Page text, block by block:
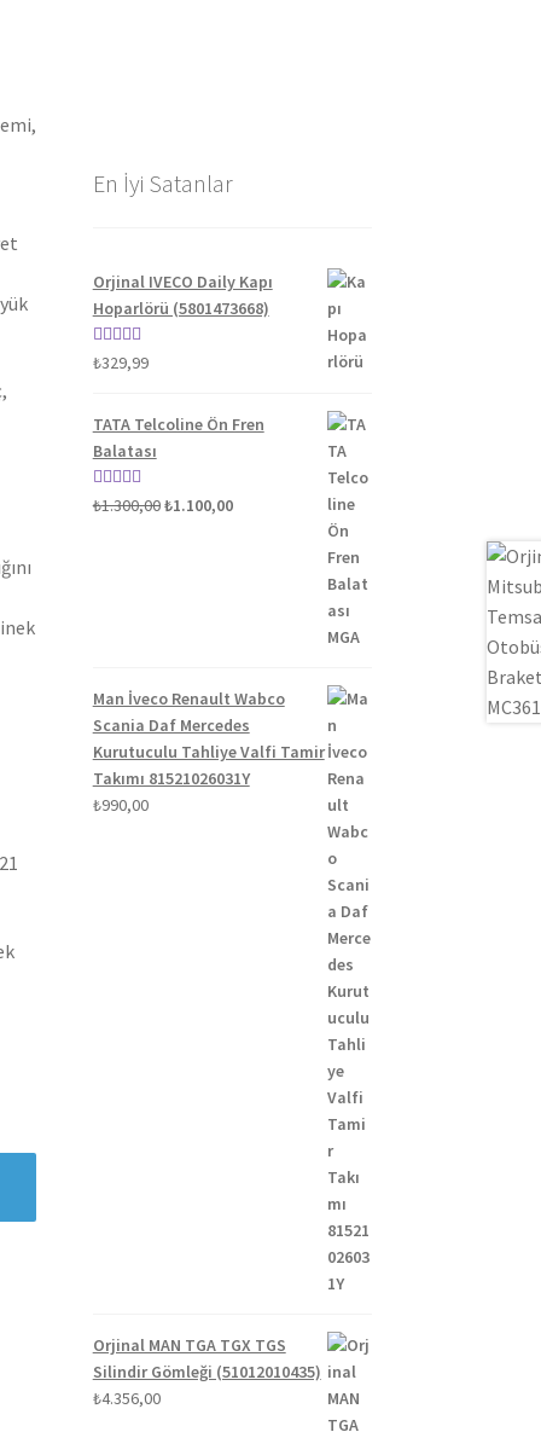
En İyi Satanlar
Orjinal IVECO Daily Kapı
Hoparlörü (5801473668)
5 üzerinden
₺329,99
TATA Telcoline Ön Fren
Balatası
5 üzerinden
₺1.300,00Orijinal
₺1.100,00Şu
Man İveco Renault Wabco
Scania Daf Mercedes
Kurutuculu Tahliye Valfi Tamir
Takımı 81521026031Y
₺990,00
Orjinal MAN TGA TGX TGS
Silindir Gömleği (51012010435)
₺4.356,00